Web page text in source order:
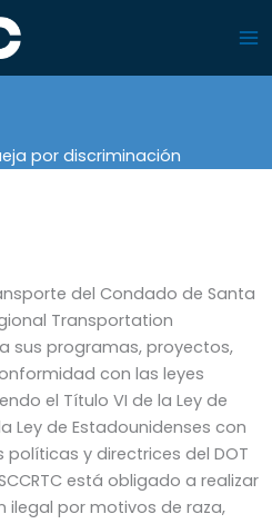
por discriminación
del Condado de Santa
Transportation
sus programas, proyectos,
con las leyes
el Título VI de la Ley de
Ley de Estadounidenses con
y directrices del DOT
está obligado a realizar
ilegal por motivos de raza,